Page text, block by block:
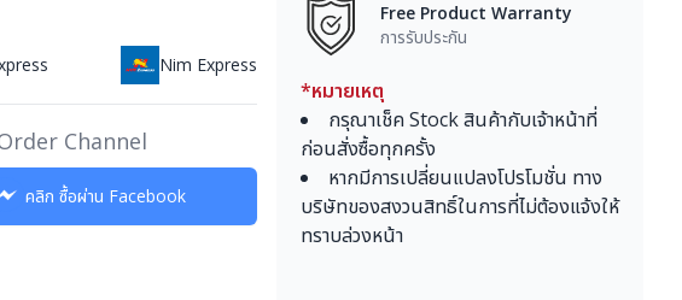
Nim Express
Channel
คลิก ซื้อผ่าน Facebook
Free Product Warranty
การรับประกัน
*หมายเหตุ
กรุณาเช็ค Stock สินค้ากับเจ้าหน้าที่
ก่อนสั่งซื้อทุกครั้ง
หากมีการเปลี่ยนแปลงโปรโมชั่น ทาง
บริษัทของสงวนสิทธิ์ในการที่ไม่ต้องแจ้งให้
ทราบล่วงหน้า